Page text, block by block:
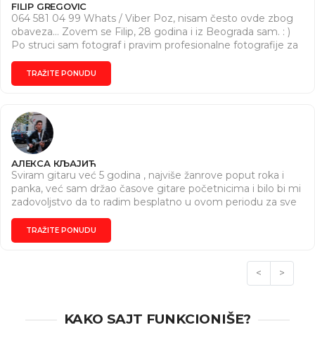
FILIP GREGOVIC
064 581 04 99 Whats / Viber Poz, nisam često ovde zbog
obaveza... Zovem se Filip, 28 godina i iz Beograda sam. : )
Po struci sam fotograf i pravim profesionalne fotografije za
sve proslave ( 18- te, žurke, krstenja, poslovne događaje... )
Takođe velika ljubav : )) mi je muzika ( zavrsio sam muzičku
školu ) i držim početnicima časove : - Klavira - Solfedja -
tečno govorim nemacki i engleski ) te je moguće da
časove držim na ta 2 jezika... Cilj mi je da nekoga nešto
naučim a ne da uzmem pare. Ako nemaš da platiš ( I ja sam
kao dete skromno ziveo ), ne brini. : ) Izaćiću ti u susret sa
nekoliko besplatnih online časova... Svako dobro, Fića : )
TRAŽITE PONUDU
АЛЕКСА КЉАЈИЋ
Sviram gitaru već 5 godina , najviše žanrove poput roka i
panka, već sam držao časove gitare početnicima i bilo bi mi
zadovoljstvo da to radim besplatno u ovom periodu za sve
koji bi volelo da nauče bar osnove ovog zanimljivog
instrumenta :) .
TRAŽITE PONUDU
< >
KAKO SAJT FUNKCIONIŠE?